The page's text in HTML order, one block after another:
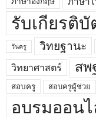
รับเกียรติ
วันครู วิทยฐานะ
วิทยาศาสตร์ สพ
สอบครู สอบครูผู้ช่วย
อบรมออน